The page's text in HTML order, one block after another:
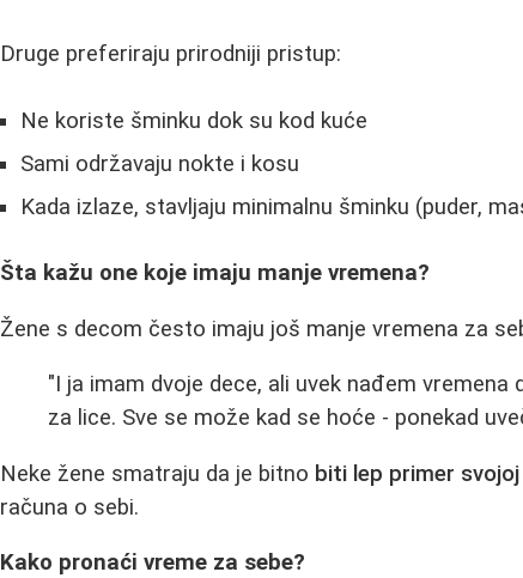
Druge preferiraju prirodniji pristup:
Ne koriste šminku dok su kod kuće
Sami održavaju nokte i kosu
Kada izlaze, stavljaju minimalnu šminku (puder,
Šta kažu one koje imaju manje vremena?
Žene s decom često imaju još manje vremena za
"I ja imam dvoje dece, ali uvek nađem
za lice. Sve se može kad se hoće - ponekad
Neke žene smatraju da je bitno biti lep primer
računa o sebi.
Kako pronaći vreme za sebe?